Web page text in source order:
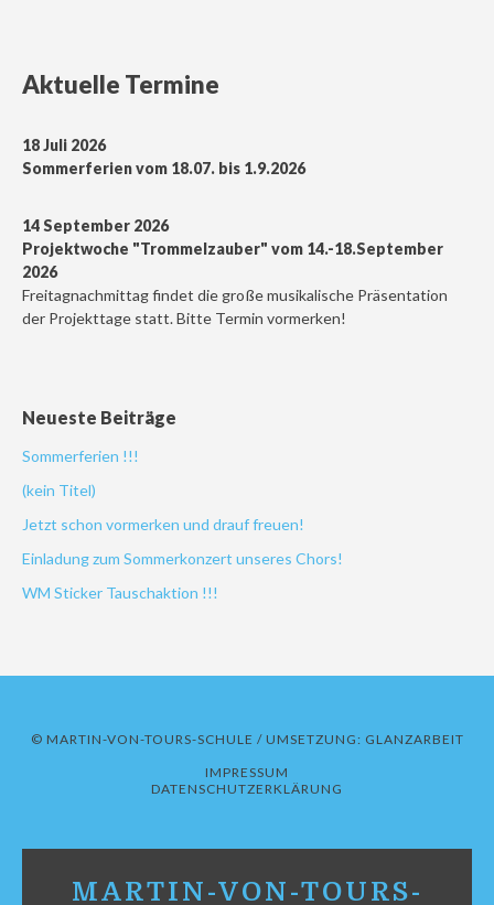
Aktuelle Termine
18 Juli 2026
Sommerferien vom 18.07. bis 1.9.2026
14 September 2026
Projektwoche "Trommelzauber" vom 14.-18.September
2026
Freitagnachmittag findet die große musikalische Präsentation
der Projekttage statt. Bitte Termin vormerken!
Neueste Beiträge
Sommerferien !!!
(kein Titel)
Jetzt schon vormerken und drauf freuen!
Einladung zum Sommerkonzert unseres Chors!
WM Sticker Tauschaktion !!!
© MARTIN-VON-TOURS-SCHULE / UMSETZUNG: GLANZARBEIT
IMPRESSUM
DATENSCHUTZERKLÄRUNG
MARTIN-VON-TOURS-